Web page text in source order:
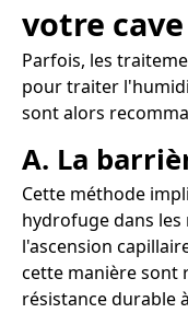
votre cave
Parfois, les
pour traiter
sont alors
A. La
Cette méthode
hydrofuge dans
l'ascension
cette manière sont
résistance durable